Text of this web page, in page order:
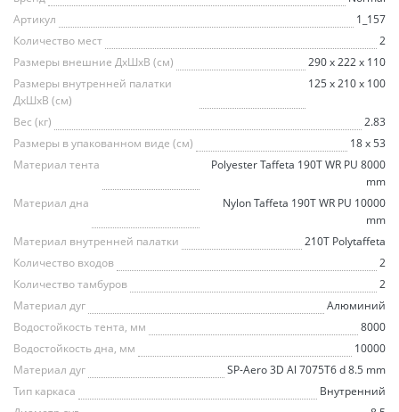
Артикул
1_157
Количество мест
2
Размеры внешние ДхШхВ (см)
290 х 222 х 110
Размеры внутренней палатки
ДхШхВ (см)
125 x 210 x 100
Вес (кг)
2.83
Размеры в упакованном виде (см)
18 x 53
Материал тента
Polyester Taffeta 190T WR PU 8000
mm
Материал дна
Nylon Taffeta 190T WR PU 10000
mm
Материал внутренней палатки
210T Polytaffeta
Количество входов
2
Количество тамбуров
2
Материал дуг
Алюминий
Водостойкость тента, мм
8000
Водостойкость дна, мм
10000
Материал дуг
SP-Aero 3D Al 7075T6 d 8.5 mm
Тип каркаса
Внутренний